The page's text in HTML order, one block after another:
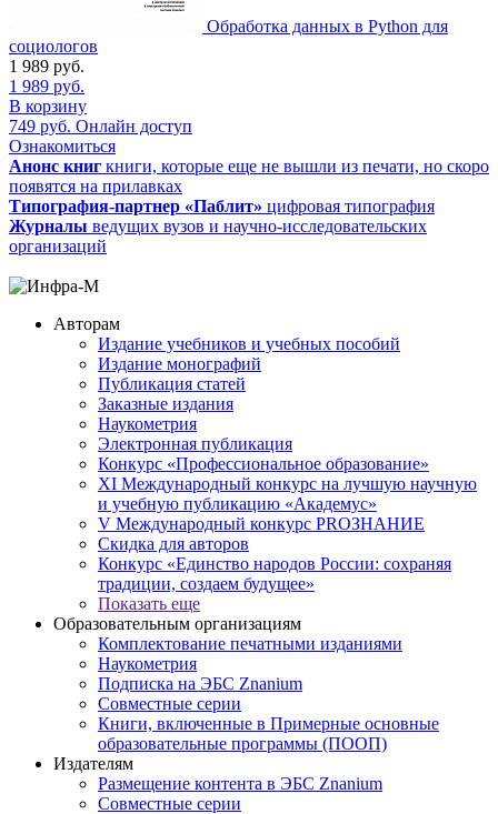
Обработка данных в Python для
социологов
1 989 руб.
1 989 руб.
В корзину
749 руб. Онлайн доступ
Ознакомиться
Анонс книг книги, которые еще не вышли из печати, но скоро
появятся на прилавках
Типография-партнер «Паблит» цифровая типография
Журналы ведущих вузов и научно-исследовательских
организаций
Авторам
Издание учебников и учебных пособий
Издание монографий
Публикация статей
Заказные издания
Наукометрия
Электронная публикация
Конкурс «Профессиональное образование»
XI Международный конкурс на лучшую научную
и учебную публикацию «Академус»
V Международный конкурс PROЗНАНИЕ
Скидка для авторов
Конкурс «Единство народов России: сохраняя
традиции, создаем будущее»
Показать еще
Образовательным организациям
Комплектование печатными изданиями
Наукометрия
Подписка на ЭБС Znanium
Совместные серии
Книги, включенные в Примерные основные
образовательные программы (ПООП)
Издателям
Размещение контента в ЭБС Znanium
Совместные серии